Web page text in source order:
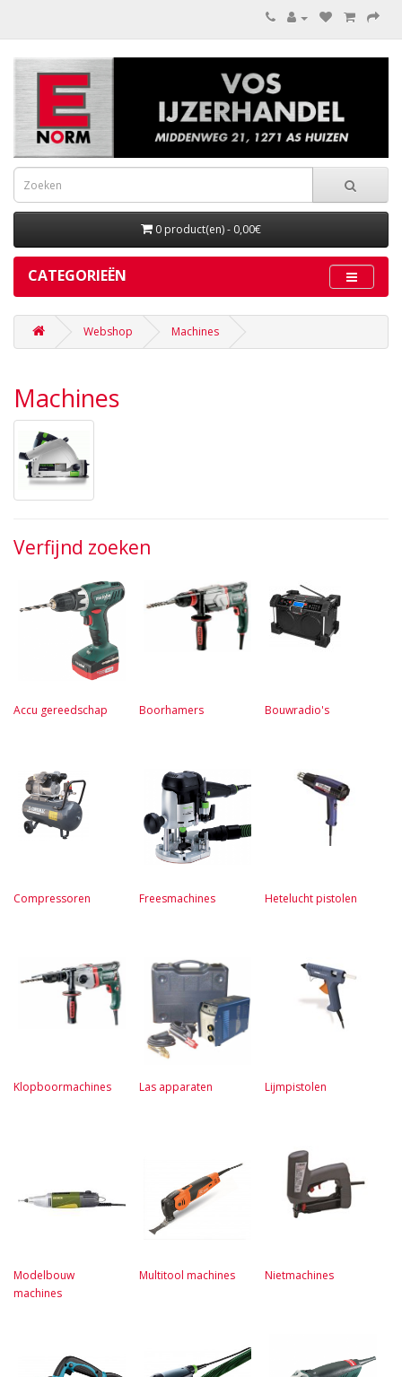
0 product(en) - 0,00€
CATEGORIEËN
Webshop Machines
Machines
Verfijnd zoeken
Accu gereedschap Boorhamers Bouwradio's
Compressoren Freesmachines Hetelucht pistolen
Klopboormachines Las apparaten Lijmpistolen
Modelbouw
machines
Multitool machines Nietmachines